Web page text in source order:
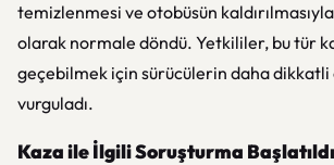
temizlenmesi ve otobüsün
olarak normale döndü. Yetkililer, bu tür
geçebilmek için sürücülerin daha dikkatli
vurguladı.
Kaza ile İlgili Soruşturma Başlatıldı